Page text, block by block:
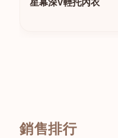
星幕深V輕托內衣
銷售排行